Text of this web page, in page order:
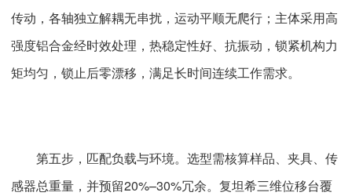
传动，各轴独立解耦无串扰，运动平顺无爬行；主体采用高
强度铝合金经时效处理，热稳定性好、抗振动，锁紧机构力
矩均匀，锁止后零漂移，满足长时间连续工作需求。
第五步，匹配负载与环境。选型需核算样品、夹具、传
感器总重量，并预留20%–30%冗余。复坦希三维位移台覆